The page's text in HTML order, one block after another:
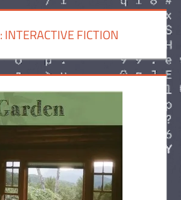
INTERACTIVE FICTION